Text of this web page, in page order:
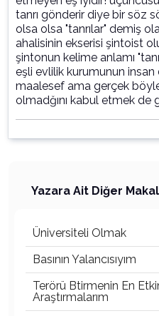
tanrı gönderir diye bir söz
olsa olsa "tanrılar" demiş
ahalisinin ekserisi şintoist
şintonun kelime anlamı
eşli evlilik kurumunun insan
maalesef ama gerçek
olmadğını kabul etmek de
Yazara Ait Diğer
Üniversiteli Olmak
Basının Yalancısıyım
Terörü Btirmenin En
Araştırmalarım